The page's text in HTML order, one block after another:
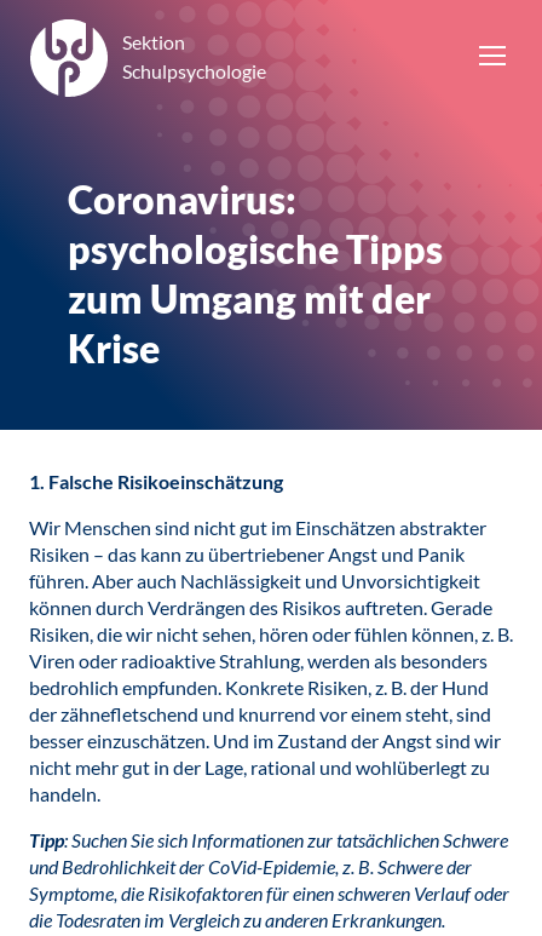
Sektion
Schulpsychologie
Coronavirus:
psychologische Tipps
zum Umgang mit der
Krise
1. Falsche Risikoeinschätzung
Wir Menschen sind nicht gut im Einschätzen abstrakter
Risiken – das kann zu übertriebener Angst und Panik
führen. Aber auch Nachlässigkeit und Unvorsichtigkeit
können durch Verdrängen des Risikos auftreten. Gerade
Risiken, die wir nicht sehen, hören oder fühlen können, z. B.
Viren oder radioaktive Strahlung, werden als besonders
bedrohlich empfunden. Konkrete Risiken, z. B. der Hund
der zähnefletschend und knurrend vor einem steht, sind
besser einzuschätzen. Und im Zustand der Angst sind wir
nicht mehr gut in der Lage, rational und wohlüberlegt zu
handeln.
Tipp: Suchen Sie sich Informationen zur tatsächlichen Schwere
und Bedrohlichkeit der CoVid-Epidemie, z. B. Schwere der
Symptome, die Risikofaktoren für einen schweren Verlauf oder
die Todesraten im Vergleich zu anderen Erkrankungen.